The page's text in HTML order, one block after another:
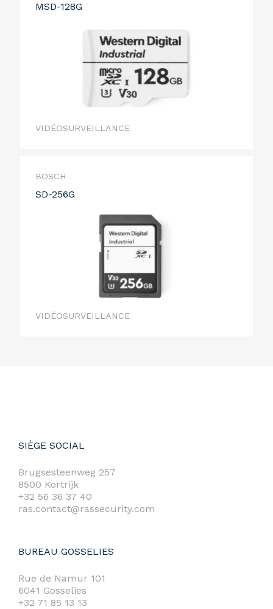
MSD-128G
VIDÉOSURVEILLANCE
BOSCH
SD-256G
VIDÉOSURVEILLANCE
SIÈGE SOCIAL
Brugsesteenweg 257
8500 Kortrijk
+32 56 36 37 40
ras.contact@rassecurity.com
BUREAU GOSSELIES
Rue de Namur 101
6041 Gosselies
+32 71 85 13 13